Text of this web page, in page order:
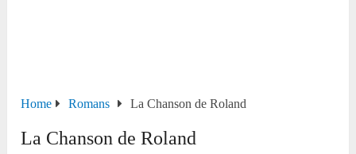
Home Romans La Chanson de Roland
La Chanson de Roland